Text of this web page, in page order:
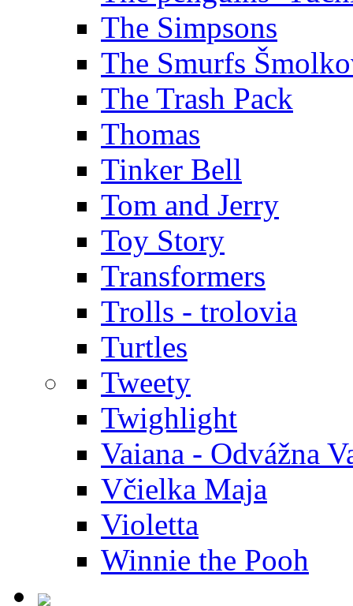
The Simpsons
The Smurfs
The Trash Pack
Thomas
Tinker Bell
Tom and Jerry
Toy Story
Transformers
Trolls - trolovia
Turtles
Tweety
Twighlight
Vaiana - Odvážna
Včielka Maja
Violetta
Winnie the Pooh